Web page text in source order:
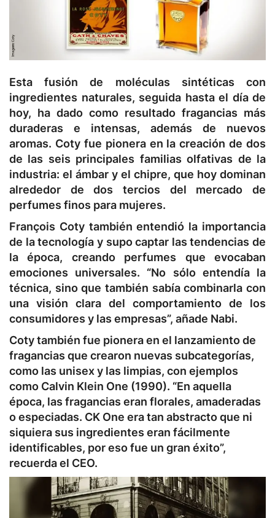
Esta fusión de moléculas sintéticas con
ingredientes naturales, seguida hasta el día de
hoy, ha dado como resultado fragancias más
duraderas e intensas, además de nuevos
aromas. Coty fue pionera en la creación de dos
de las seis principales familias olfativas de la
industria: el ámbar y el chipre, que hoy dominan
alrededor de dos tercios del mercado de
perfumes finos para mujeres.
François Coty también entendió la importancia
de la tecnología y supo captar las tendencias de
la época, creando perfumes que evocaban
emociones universales. “No sólo entendía la
técnica, sino que también sabía combinarla con
una visión clara del comportamiento de los
consumidores y las empresas”, añade Nabi.
Coty también fue pionera en el lanzamiento de
fragancias que crearon nuevas subcategorías,
como las unisex y las limpias, con ejemplos
como Calvin Klein One (1990). “En aquella
época, las fragancias eran florales, amaderadas
o especiadas. CK One era tan abstracto que ni
siquiera sus ingredientes eran fácilmente
identificables, por eso fue un gran éxito”,
recuerda el CEO.